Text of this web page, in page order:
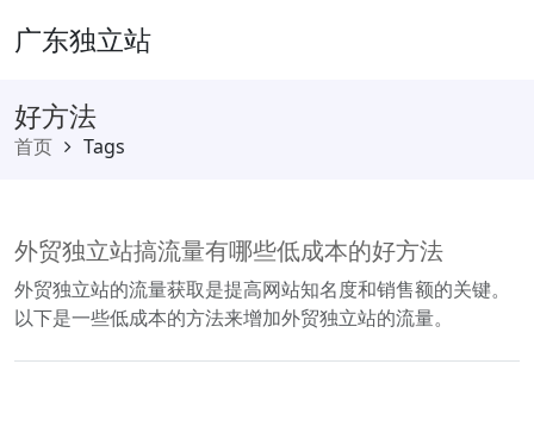
广东独立站
好方法
首页 Tags
外贸独立站搞流量有哪些低成本的好方法
外贸独立站的流量获取是提高网站知名度和销售额的关键。
以下是一些低成本的方法来增加外贸独立站的流量。